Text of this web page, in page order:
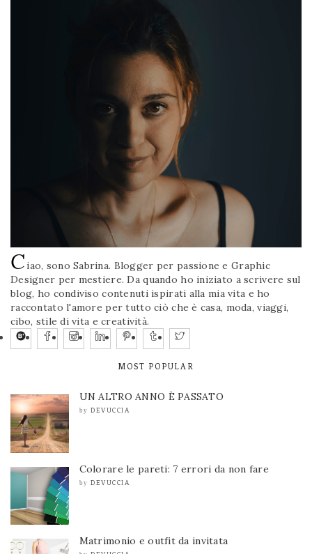
Ciao, sono Sabrina. Blogger per passione e Graphic
Designer per mestiere. Da quando ho iniziato a scrivere sul
blog, ho condiviso contenuti ispirati alla mia vita e ho
raccontato l'amore per tutto ciò che è casa, moda, viaggi,
cibo, stile di vita e creatività.
MOST POPULAR
UN ALTRO ANNO È PASSATO
by DEVUCCIA
Colorare le pareti: 7 errori da non fare
by DEVUCCIA
Matrimonio e outfit da invitata